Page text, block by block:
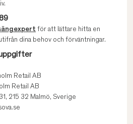
för att lättare hitta en
dina behov och förväntningar.
Retail AB
Retail AB
215 32 Malmö, Sverige